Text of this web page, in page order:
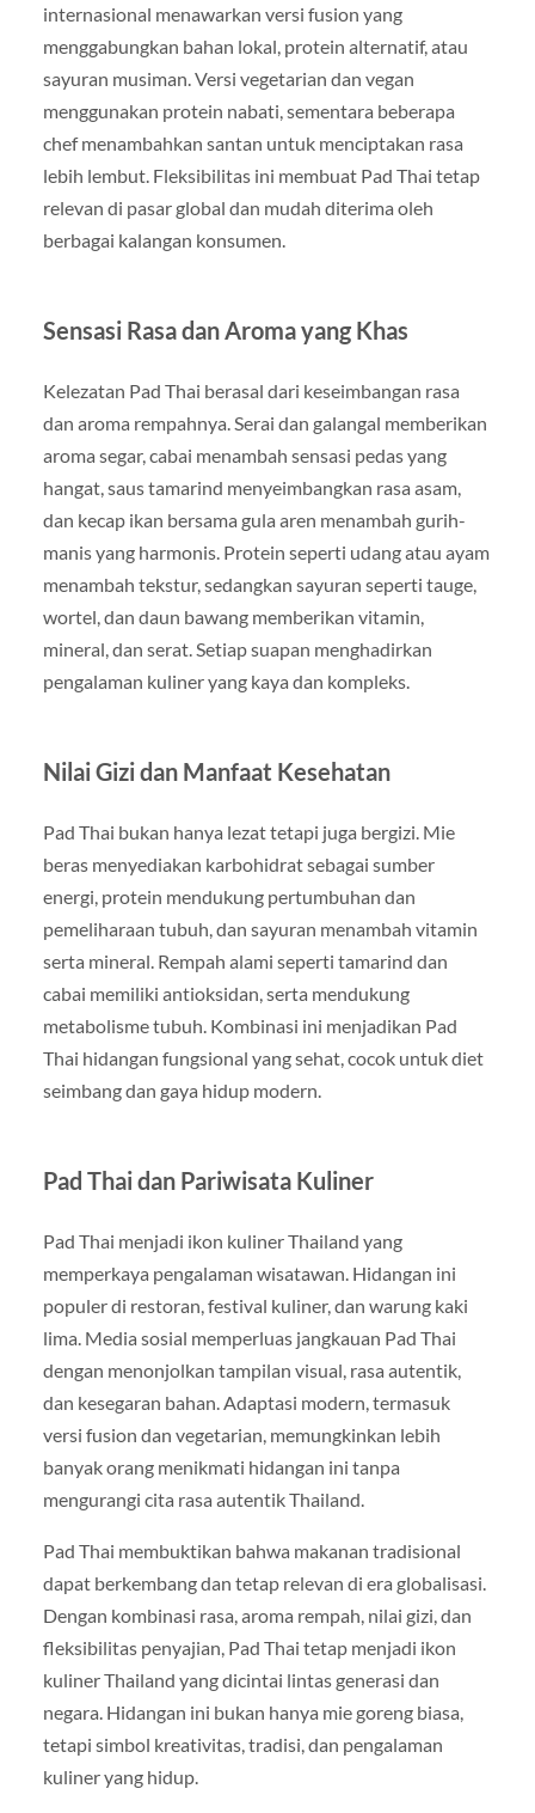
internasional menawarkan versi fusion yang
menggabungkan bahan lokal, protein alternatif, atau
sayuran musiman. Versi vegetarian dan vegan
menggunakan protein nabati, sementara beberapa
chef menambahkan santan untuk menciptakan rasa
lebih lembut. Fleksibilitas ini membuat Pad Thai tetap
relevan di pasar global dan mudah diterima oleh
berbagai kalangan konsumen.
Sensasi Rasa dan Aroma yang Khas
Kelezatan Pad Thai berasal dari keseimbangan rasa
dan aroma rempahnya. Serai dan galangal memberikan
aroma segar, cabai menambah sensasi pedas yang
hangat, saus tamarind menyeimbangkan rasa asam,
dan kecap ikan bersama gula aren menambah gurih-
manis yang harmonis. Protein seperti udang atau ayam
menambah tekstur, sedangkan sayuran seperti tauge,
wortel, dan daun bawang memberikan vitamin,
mineral, dan serat. Setiap suapan menghadirkan
pengalaman kuliner yang kaya dan kompleks.
Nilai Gizi dan Manfaat Kesehatan
Pad Thai bukan hanya lezat tetapi juga bergizi. Mie
beras menyediakan karbohidrat sebagai sumber
energi, protein mendukung pertumbuhan dan
pemeliharaan tubuh, dan sayuran menambah vitamin
serta mineral. Rempah alami seperti tamarind dan
cabai memiliki antioksidan, serta mendukung
metabolisme tubuh. Kombinasi ini menjadikan Pad
Thai hidangan fungsional yang sehat, cocok untuk diet
seimbang dan gaya hidup modern.
Pad Thai dan Pariwisata Kuliner
Pad Thai menjadi ikon kuliner Thailand yang
memperkaya pengalaman wisatawan. Hidangan ini
populer di restoran, festival kuliner, dan warung kaki
lima. Media sosial memperluas jangkauan Pad Thai
dengan menonjolkan tampilan visual, rasa autentik,
dan kesegaran bahan. Adaptasi modern, termasuk
versi fusion dan vegetarian, memungkinkan lebih
banyak orang menikmati hidangan ini tanpa
mengurangi cita rasa autentik Thailand.
Pad Thai membuktikan bahwa makanan tradisional
dapat berkembang dan tetap relevan di era globalisasi.
Dengan kombinasi rasa, aroma rempah, nilai gizi, dan
fleksibilitas penyajian, Pad Thai tetap menjadi ikon
kuliner Thailand yang dicintai lintas generasi dan
negara. Hidangan ini bukan hanya mie goreng biasa,
tetapi simbol kreativitas, tradisi, dan pengalaman
kuliner yang hidup.